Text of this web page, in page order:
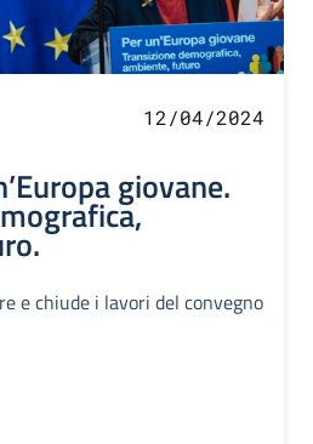
12/04/2024
giovane.
e chiude i lavori del convegno